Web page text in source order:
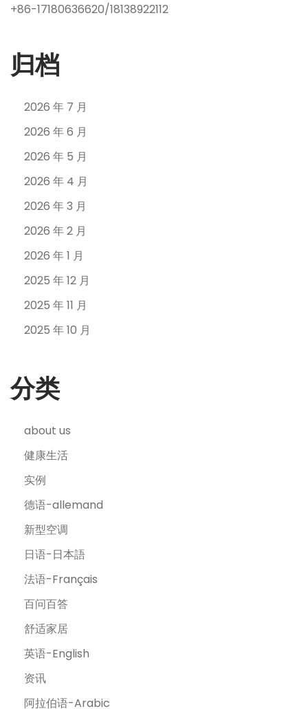
+86-17180636620/18138922112
归档
2026 年 7 月
2026 年 6 月
2026 年 5 月
2026 年 4 月
2026 年 3 月
2026 年 2 月
2026 年 1 月
2025 年 12 月
2025 年 11 月
2025 年 10 月
分类
about us
健康生活
实例
德语-allemand
新型空调
日语-日本語
法语-Français
百问百答
舒适家居
英语-English
资讯
阿拉伯语-Arabic